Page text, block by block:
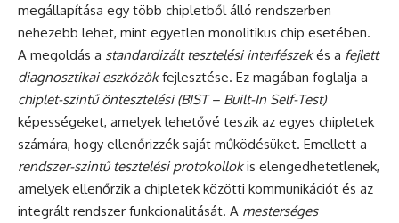
megállapítása egy több chipletből álló rendszerben
nehezebb lehet, mint egyetlen monolitikus chip esetében.
A megoldás a standardizált tesztelési interfészekés a fejlett
diagnosztikai eszközökfejlesztése. Ez magában foglalja a
chiplet-szintű öntesztelési (BIST – Built-In Self-Test)
képességeket, amelyek lehetővé teszik az egyes chipletek
számára, hogy ellenőrizzék saját működésüket. Emellett a
rendszer-szintű tesztelési protokollokis elengedhetetlenek,
amelyek ellenőrzik a chipletek közötti kommunikációt és az
integrált rendszer funkcionalitását. A mesterséges